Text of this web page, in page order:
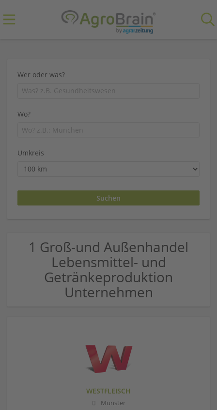
Wer oder was?
Wo?
Umkreis
1 Groß-und Außenhandel
Lebensmittel- und
Getränkeproduktion
Unternehmen
WESTFLEISCH
Münster